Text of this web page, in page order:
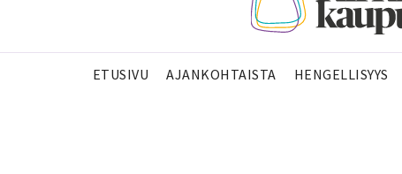
ETUSIVU AJANKOHTAISTA HENGELLISYYS